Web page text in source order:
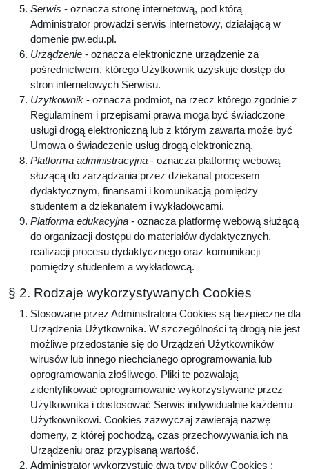
Serwis - oznacza stronę internetową, pod którą
Administrator prowadzi serwis internetowy, działającą w
domenie pw.edu.pl.
Urządzenie - oznacza elektroniczne urządzenie za
pośrednictwem, którego Użytkownik uzyskuje dostęp do
stron internetowych Serwisu.
Użytkownik - oznacza podmiot, na rzecz którego zgodnie z
Regulaminem i przepisami prawa mogą być świadczone
usługi drogą elektroniczną lub z którym zawarta może być
Umowa o świadczenie usług drogą elektroniczną.
Platforma administracyjna - oznacza platformę webową
służącą do zarządzania przez dziekanat procesem
dydaktycznym, finansami i komunikacją pomiędzy
studentem a dziekanatem i wykładowcami.
Platforma edukacyjna - oznacza platformę webową służącą
do organizacji dostępu do materiałów dydaktycznych,
realizacji procesu dydaktycznego oraz komunikacji
pomiędzy studentem a wykładowcą.
§ 2. Rodzaje wykorzystywanych Cookies
Stosowane przez Administratora Cookies są bezpieczne dla
Urządzenia Użytkownika. W szczególności tą drogą nie jest
możliwe przedostanie się do Urządzeń Użytkowników
wirusów lub innego niechcianego oprogramowania lub
oprogramowania złośliwego. Pliki te pozwalają
zidentyfikować oprogramowanie wykorzystywane przez
Użytkownika i dostosować Serwis indywidualnie każdemu
Użytkownikowi. Cookies zazwyczaj zawierają nazwę
domeny, z której pochodzą, czas przechowywania ich na
Urządzeniu oraz przypisaną wartość.
Administrator wykorzystuje dwa typy plików Cookies :